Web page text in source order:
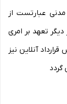
مطابق ماده ۱۸۳ قانون مدنی عبارتست از
تعهد بر امری
آنلاین نیز
گردد